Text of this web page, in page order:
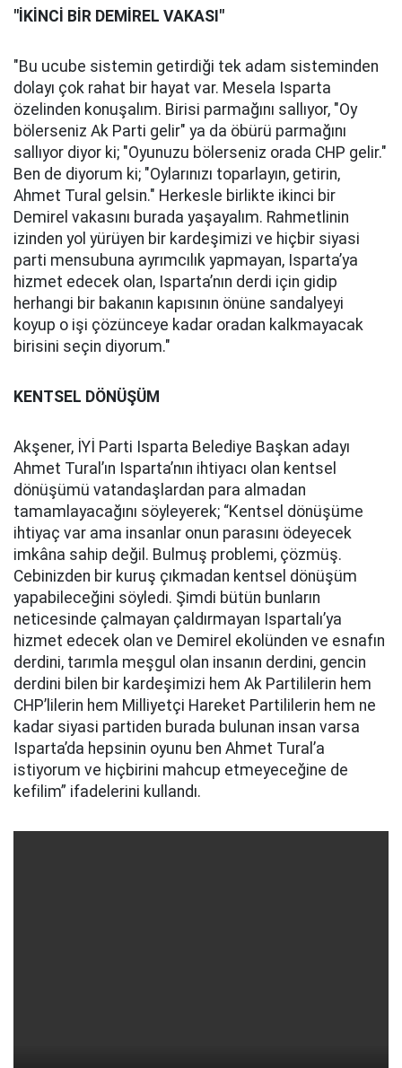
"İKİNCİ BİR DEMİREL VAKASI"
"Bu ucube sistemin getirdiği tek adam sisteminden
dolayı çok rahat bir hayat var. Mesela Isparta
özelinden konuşalım. Birisi parmağını sallıyor, "Oy
bölerseniz Ak Parti gelir" ya da öbürü parmağını
sallıyor diyor ki; "Oyunuzu bölerseniz orada CHP gelir."
Ben de diyorum ki; "Oylarınızı toparlayın, getirin,
Ahmet Tural gelsin." Herkesle birlikte ikinci bir
Demirel vakasını burada yaşayalım. Rahmetlinin
izinden yol yürüyen bir kardeşimizi ve hiçbir siyasi
parti mensubuna ayrımcılık yapmayan, Isparta’ya
hizmet edecek olan, Isparta’nın derdi için gidip
herhangi bir bakanın kapısının önüne sandalyeyi
koyup o işi çözünceye kadar oradan kalkmayacak
birisini seçin diyorum."
KENTSEL DÖNÜŞÜM
Akşener, İYİ Parti Isparta Belediye Başkan adayı
Ahmet Tural’ın Isparta’nın ihtiyacı olan kentsel
dönüşümü vatandaşlardan para almadan
tamamlayacağını söyleyerek; “Kentsel dönüşüme
ihtiyaç var ama insanlar onun parasını ödeyecek
imkâna sahip değil. Bulmuş problemi, çözmüş.
Cebinizden bir kuruş çıkmadan kentsel dönüşüm
yapabileceğini söyledi. Şimdi bütün bunların
neticesinde çalmayan çaldırmayan Ispartalı’ya
hizmet edecek olan ve Demirel ekolünden ve esnafın
derdini, tarımla meşgul olan insanın derdini, gencin
derdini bilen bir kardeşimizi hem Ak Partililerin hem
CHP’lilerin hem Milliyetçi Hareket Partililerin hem ne
kadar siyasi partiden burada bulunan insan varsa
Isparta’da hepsinin oyunu ben Ahmet Tural’a
istiyorum ve hiçbirini mahcup etmeyeceğine de
kefilim” ifadelerini kullandı.